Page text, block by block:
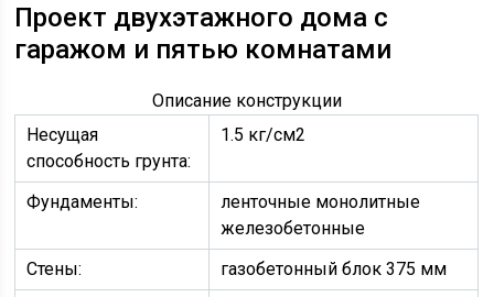
Проект двухэтажного дома с
гаражом и пятью комнатами
Описание конструкции
Несущая
способность грунта:
1.5 кг/см2
Фундаменты:
ленточные монолитные
железобетонные
Стены:
газобетонный блок 375 мм